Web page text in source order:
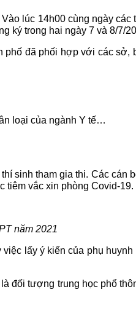
lúc 14h00 cùng ngày
ký trong hai ngày 7 và 8/7/
đã phối hợp với các sở,
loại của ngành Y tế…
sinh tham gia thi. Các cán
tiêm vắc xin phòng Covid-19.
năm 2021
lấy ý kiến của phụ
đối tượng trung học phổ